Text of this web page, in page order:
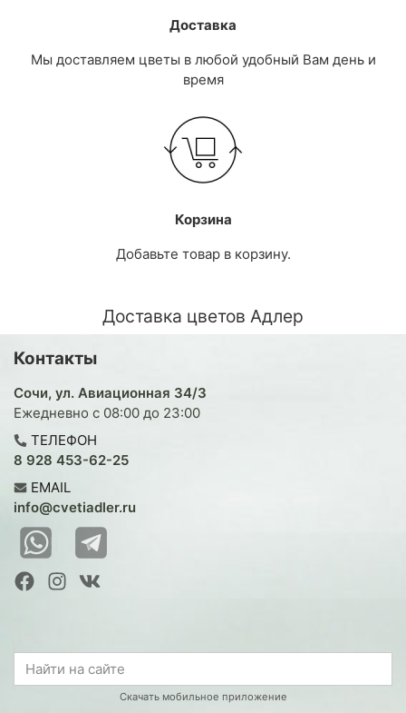
Доставка
Мы доставляем цветы в любой удобный Вам день и
время
Корзина
Добавьте товар в корзину.
Доставка цветов Адлер
Контакты
Сочи, ул. Авиационная 34/3
Ежедневно с 08:00 до 23:00
ТЕЛЕФОН
8 928 453-62-25
EMAIL
info@cvetiadler.ru
Скачать мобильное приложение